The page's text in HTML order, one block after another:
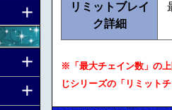
リミットブレイ
ク詳細
※「最大チェイン数」の
じシリーズの「リミット